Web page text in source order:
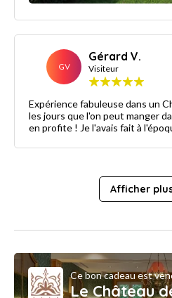
GV
Gérard V.
Visiteur
Expérience fabuleuse dans un
les jours que l'on peut manger
en profite ! Je l'avais fait à
Afficher
Ce bon cadeau est
Le Château